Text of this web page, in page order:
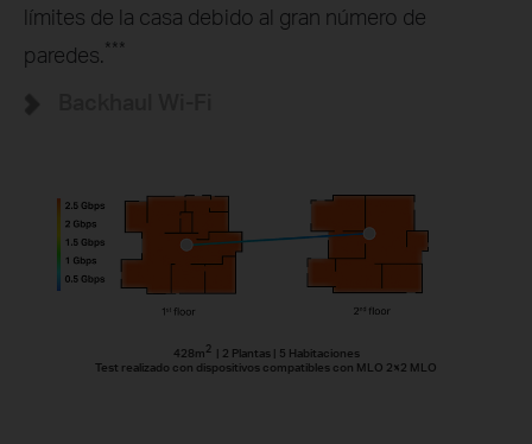
428m2| 2 Plantas | 5 Habitaciones
Test realizado con dispositivos compatibles con MLO 2×2 MLO
límites de la casa debido al gran número de
paredes. ***